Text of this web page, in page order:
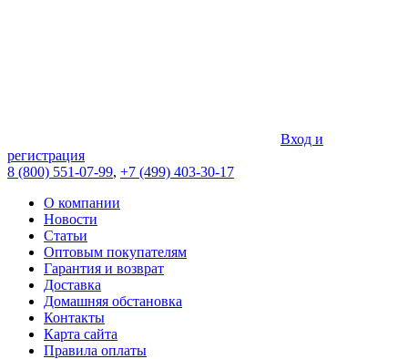
Вход и
регистрация
8 (800) 551-07-99, +7 (499) 403-30-17
О компании
Новости
Статьи
Оптовым покупателям
Гарантия и возврат
Доставка
Домашняя обстановка
Контакты
Карта сайта
Правила оплаты